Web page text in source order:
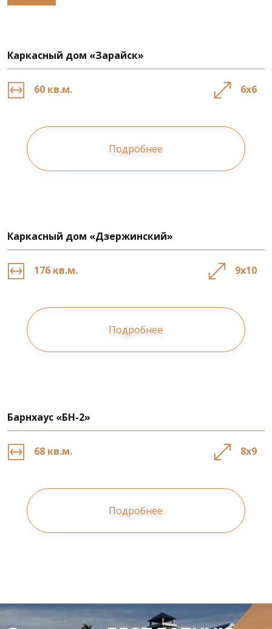
Каркасный дом «Зарайск»
60 кв.м. 6х6
Подробнее
Каркасный дом «Дзержинский»
176 кв.м. 9х10
Подробнее
Барнхаус «БН-2»
68 кв.м. 8х9
Подробнее